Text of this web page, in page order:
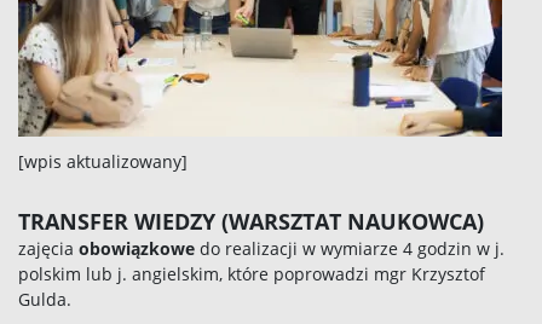
[wpis aktualizowany]
TRANSFER WIEDZY (WARSZTAT NAUKOWCA)
zajęcia obowiązkowe do realizacji w wymiarze 4 godzin w j.
polskim lub j. angielskim, które poprowadzi mgr Krzysztof
Gulda.